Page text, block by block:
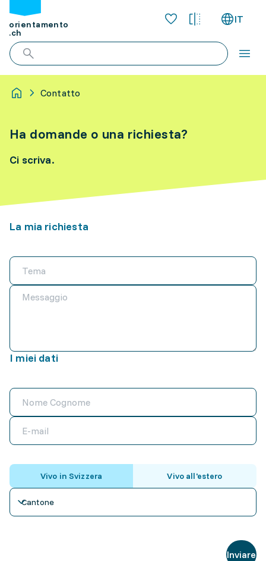
orientamento
.ch
IT
Contatto
Ha domande o una richiesta?
Ci scriva.
La mia richiesta
I miei dati
Vivo in Svizzera Vivo all'estero
Cantone
Inviare